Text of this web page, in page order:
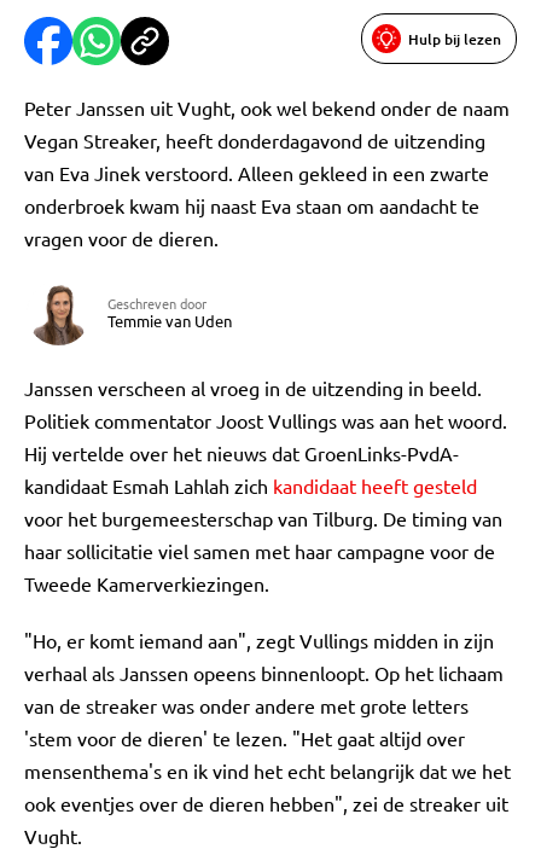
Hulp bij lezen
Peter Janssen uit Vught, ook wel bekend onder de naam
Vegan Streaker, heeft donderdagavond de uitzending
van Eva Jinek verstoord. Alleen gekleed in een zwarte
onderbroek kwam hij naast Eva staan om aandacht te
vragen voor de dieren.
Geschreven door
Temmie van Uden
Janssen verscheen al vroeg in de uitzending in beeld.
Politiek commentator Joost Vullings was aan het woord.
Hij vertelde over het nieuws dat GroenLinks-PvdA-
kandidaat Esmah Lahlah zich kandidaat heeft gesteld
voor het burgemeesterschap van Tilburg. De timing van
haar sollicitatie viel samen met haar campagne voor de
Tweede Kamerverkiezingen.
"Ho, er komt iemand aan", zegt Vullings midden in zijn
verhaal als Janssen opeens binnenloopt. Op het lichaam
van de streaker was onder andere met grote letters
'stem voor de dieren' te lezen. "Het gaat altijd over
mensenthema's en ik vind het echt belangrijk dat we het
ook eventjes over de dieren hebben", zei de streaker uit
Vught.